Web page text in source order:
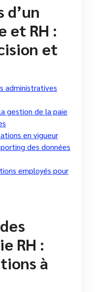
d’un
et RH :
et
administratives
gestion de la paie
en vigueur
des données
employés pour
RH :
à